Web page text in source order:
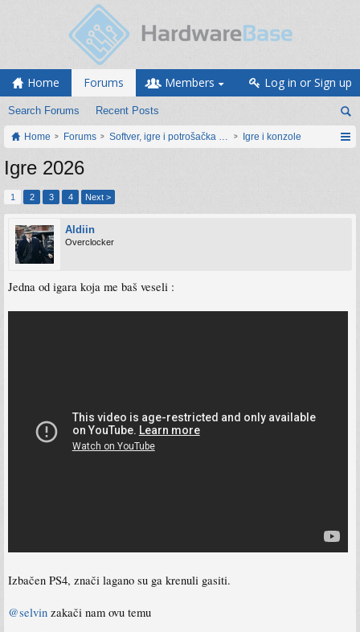
Home Forums
Search Forums Recent Posts
Members Log in or Sign up
Home Forums Softver, igre i potrošačka elektronikaIgre i konzole
Igre 2026
1 2 3 4 Next >
Aldiin
Overclocker
Jedna od igara koja me baš veseli :
Izbačen PS4, znači lagano su ga krenuli gasiti.
@selvin zakači nam ovu temu